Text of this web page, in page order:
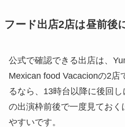
フード出店2店は昼前後
公式で確認できる出店は、
Mexican food Vacacionの2店
るなら、13時台以降に後回
の出演枠前後で一度見ておく
やすいです。